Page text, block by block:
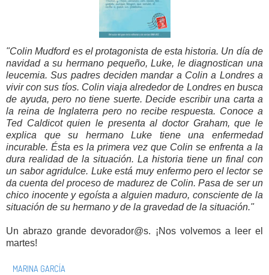
"Colin Mudford es el protagonista de esta historia. Un día de
navidad a su hermano pequeño, Luke, le diagnostican una
leucemia. Sus padres deciden mandar a Colin a Londres a
vivir con sus tíos. Colin viaja alrededor de Londres en busca
de ayuda, pero no tiene suerte. Decide escribir una carta a
la reina de Inglaterra pero no recibe respuesta. Conoce a
Ted Caldicot quien le presenta al doctor Graham, que le
explica que su hermano Luke tiene una enfermedad
incurable. Ésta es la primera vez que Colin se enfrenta a la
dura realidad de la situación. La historia tiene un final con
un sabor agridulce. Luke está muy enfermo pero el lector se
da cuenta del proceso de madurez de Colin. Pasa de ser un
chico inocente y egoísta a alguien maduro, consciente de la
situación de su hermano y de la gravedad de la situación."
Un abrazo grande devorador@s. ¡Nos volvemos a leer el
martes!
MARINA GARCÍA